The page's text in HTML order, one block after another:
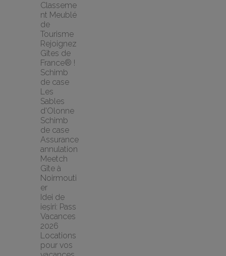
Classeme
nt Meublé
de
Tourisme
Rejoignez
Gîtes de
France® !
Schimb
de case
Les
Sables
d'Olonne
Schimb
de case
Assurance
annulation
Meetch
Gîte à
Noirmouti
er
Idei de
ieșiri: Pass
Vacances
2026
Locations
pour vos